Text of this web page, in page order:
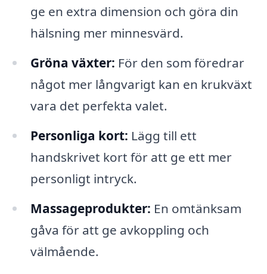
ge en extra dimension och göra din
hälsning mer minnesvärd.
Gröna växter: För den som föredrar
något mer långvarigt kan en krukväxt
vara det perfekta valet.
Personliga kort: Lägg till ett
handskrivet kort för att ge ett mer
personligt intryck.
Massageprodukter: En omtänksam
gåva för att ge avkoppling och
välmående.